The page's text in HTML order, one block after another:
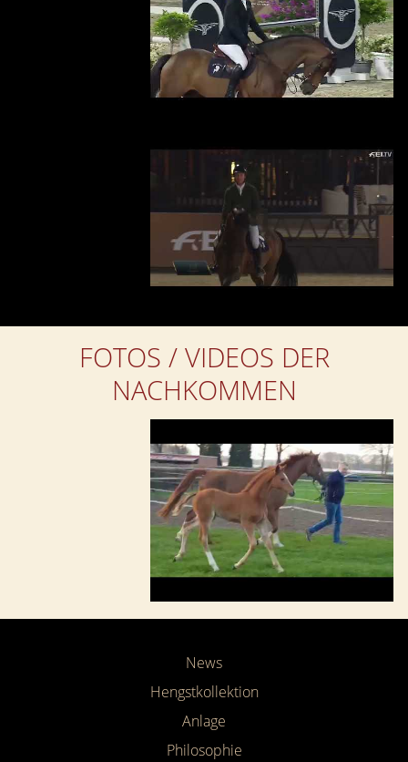
FOTOS / VIDEOS DER
NACHKOMMEN
News
Hengstkollektion
Anlage
Philosophie